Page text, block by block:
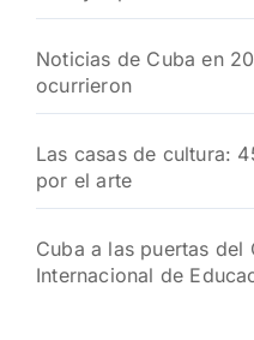
Noticias de Cuba en
ocurrieron
Las casas de cultura:
por el arte
Cuba a las puertas del
Internacional de